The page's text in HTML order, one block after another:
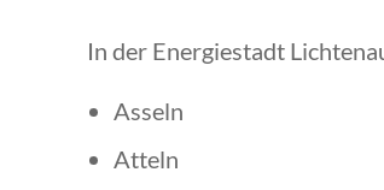
In der Energiestadt
Asseln
Atteln